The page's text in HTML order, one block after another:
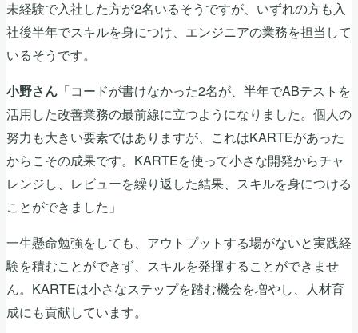
未経験で入社した方が2名いるそうですが、いずれの方も入
社後半年でスキルを身につけ、エンジニアの業務を担当して
いるそうです。
小野さん 「コードが書けなかった2名が、半年でABテストを
活用した改善業務の最前線に立つようになりました。個人の
努力も大きい要素ではありますが、これはKARTEがあった
からこその成果です。KARTEを使って小さな開発からチャ
レンジし、レビューを繰り返した結果、スキルを身につける
ことができました」
一生懸命勉強をしても、アウトプットする場がないと実践経
験を積むことができず、スキルを発揮することができませ
ん。KARTEは小さなステップを踏む機会を増やし、人材育
成にも貢献しています。